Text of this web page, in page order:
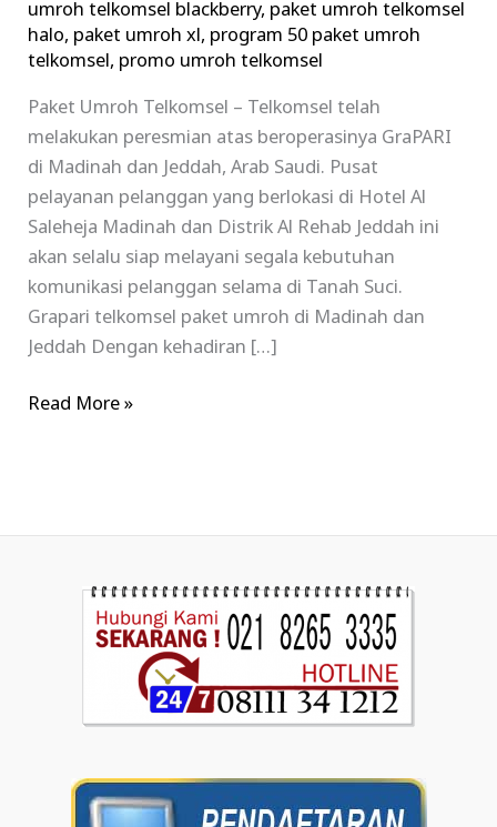
umroh telkomsel blackberry, paket umroh telkomsel
halo, paket umroh xl, program 50 paket umroh
telkomsel, promo umroh telkomsel
Paket Umroh Telkomsel – Telkomsel telah
melakukan peresmian atas beroperasinya GraPARI
di Madinah dan Jeddah, Arab Saudi. Pusat
pelayanan pelanggan yang berlokasi di Hotel Al
Saleheja Madinah dan Distrik Al Rehab Jeddah ini
akan selalu siap melayani segala kebutuhan
komunikasi pelanggan selama di Tanah Suci.
Grapari telkomsel paket umroh di Madinah dan
Jeddah Dengan kehadiran […]
Read More »